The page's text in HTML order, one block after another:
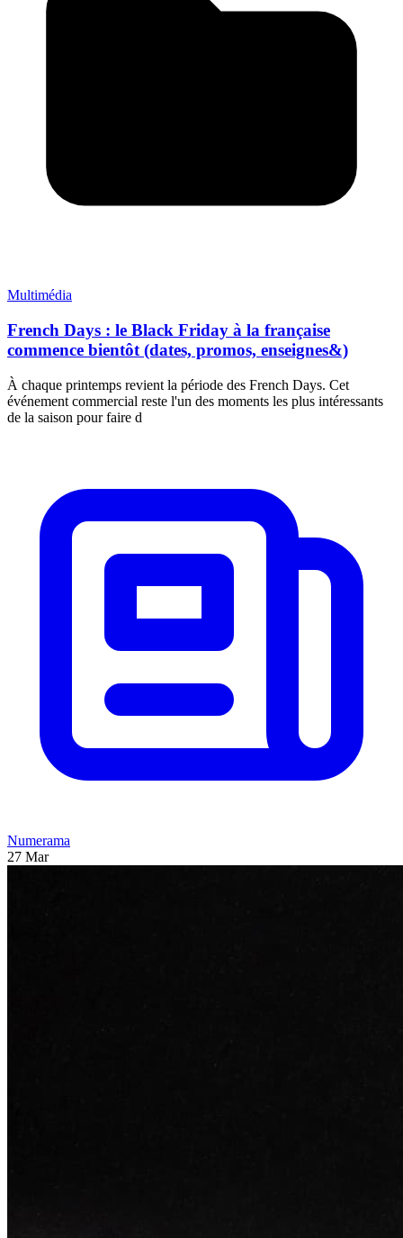
Multimédia
French Days : le Black Friday à la française
commence bientôt (dates, promos, enseignes&)
À chaque printemps revient la période des French Days. Cet
événement commercial reste l'un des moments les plus intéressants
de la saison pour faire d
Numerama
27 Mar